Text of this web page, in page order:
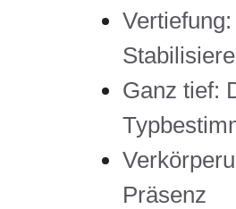
Ganz tief:
Präsenz